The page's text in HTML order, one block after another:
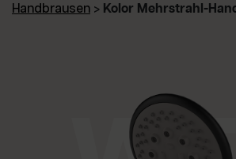
Handbrausen > Kolor Mehrstrahl-